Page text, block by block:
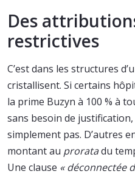
Des
restrictives
C’est dans les structures
cristallisent. Si certains
la prime Buzyn à 100 % à
sans besoin de
simplement pas. D’autres
montant au proratadu
Une clause « déconnectée